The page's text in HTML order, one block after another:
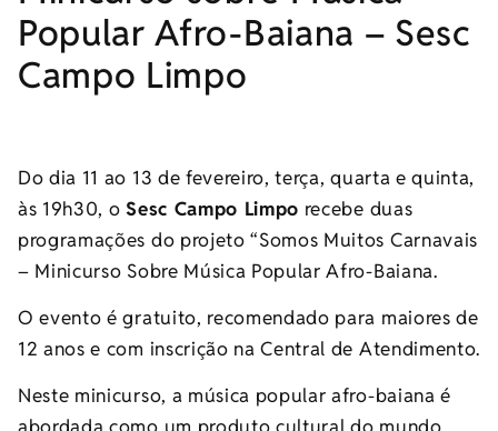
Popular Afro-Baiana – Sesc
Campo Limpo
Do dia 11 ao 13 de fevereiro, terça, quarta e quinta,
às 19h30, oSesc Campo Limpo recebe duas
programações do projeto “Somos Muitos Carnavais
– Minicurso Sobre Música Popular Afro-Baiana.
O evento é gratuito, recomendado para maiores de
12 anos e com inscrição na Central de Atendimento.
Neste minicurso, a música popular afro-baiana é